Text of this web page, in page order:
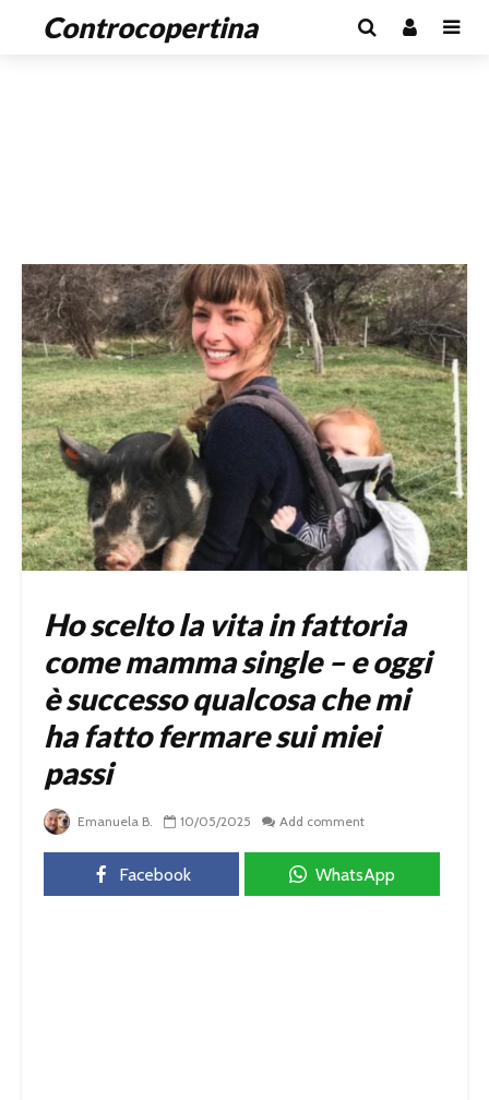
Controcopertina
Ho scelto la vita in fattoria
come mamma single – e oggi
è successo qualcosa che mi
ha fatto fermare sui miei
passi
Emanuela B. 10/05/2025 Add comment
Facebook WhatsApp